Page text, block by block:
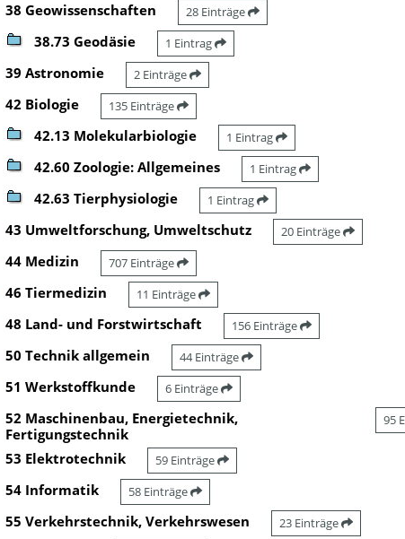
38 Geowissenschaften 28 Einträge
38.73 Geodäsie 1 Eintrag
39 Astronomie 2 Einträge
42 Biologie 135 Einträge
42.13 Molekularbiologie 1 Eintrag
42.60 Zoologie: Allgemeines 1 Eintrag
42.63 Tierphysiologie 1 Eintrag
43 Umweltforschung, Umweltschutz 20 Einträge
44 Medizin 707 Einträge
46 Tiermedizin 11 Einträge
48 Land- und Forstwirtschaft 156 Einträge
50 Technik allgemein 44 Einträge
51 Werkstoffkunde 6 Einträge
52 Maschinenbau, Energietechnik,
Fertigungstechnik
95
53 Elektrotechnik 59 Einträge
54 Informatik 58 Einträge
55 Verkehrstechnik, Verkehrswesen 23 Einträge